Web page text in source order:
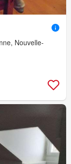
Nouvelle-